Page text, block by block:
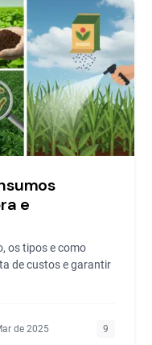
e
os tipos e como
de custos e garantir
de 2025 9